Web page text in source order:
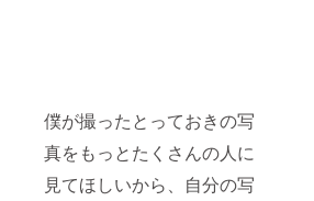
僕が撮ったとっておきの写
真をもっとたくさんの人に
見てほしいから、自分の写